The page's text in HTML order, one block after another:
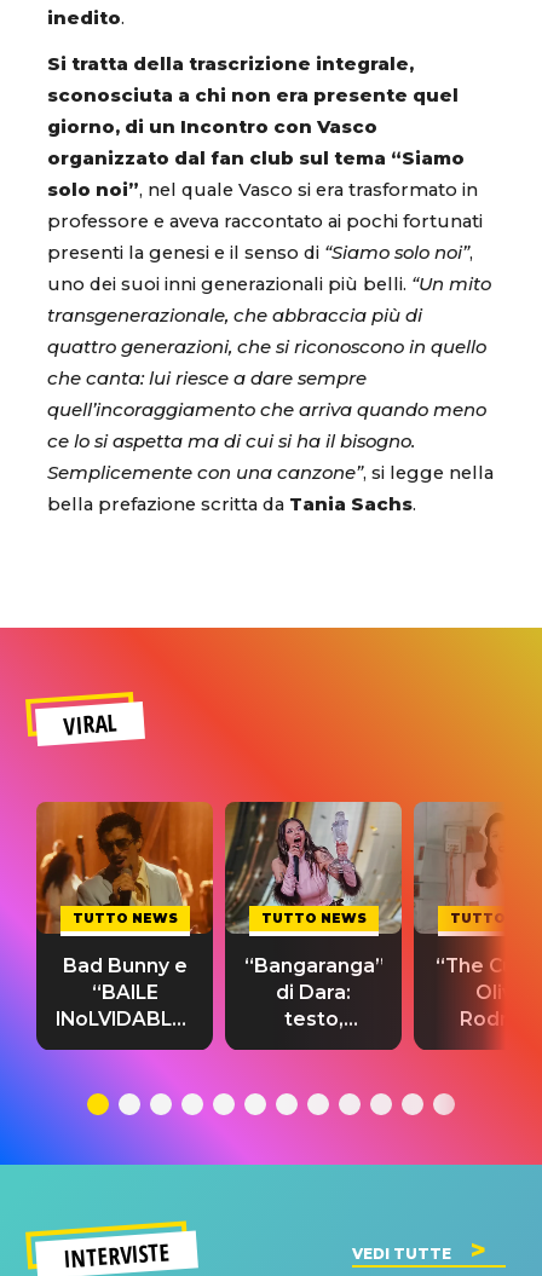
inedito.
Si tratta della trascrizione integrale,
sconosciuta a chi non era presente quel
giorno, di un Incontro con Vasco
organizzato dal fan club sul tema “Siamo
solo noi”, nel quale Vasco si era trasformato in
professore e aveva raccontato ai pochi fortunati
presenti la genesi e il senso di “Siamo solo noi”,
uno dei suoi inni generazionali più belli. “Un mito
transgenerazionale, che abbraccia più di
quattro generazioni, che si riconoscono in quello
che canta: lui riesce a dare sempre
quell’incoraggiamento che arriva quando meno
ce lo si aspetta ma di cui si ha il bisogno.
Semplicemente con una canzone”, si legge nella
bella prefazione scritta da Tania Sachs.
VIRAL
TUTTO NEWS
Bad Bunny e
“BAILE
INoLVIDABLE”:
testo,
significato
TUTTO NEWS
“Bangaranga”
di Dara:
testo,
traduzione e
del singolo
TUTTO
“The
Olivia
testo,
INTERVISTE VEDI TUTTE